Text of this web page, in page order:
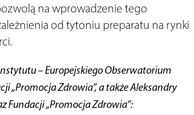
na wprowadzenie tego
od tytoniu preparatu na rynki
– Europejskiego Obserwatorium
„Promocja Zdrowia”, a także Aleksandry
Fundacji „Promocja Zdrowia”: